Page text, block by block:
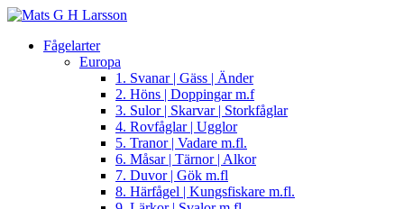
Fågelarter
Europa
1. Svanar | Gäss | Änder
2. Höns | Doppingar m.f
3. Sulor | Skarvar | Storkfåglar
4. Rovfåglar | Ugglor
5. Tranor | Vadare m.fl.
6. Måsar | Tärnor | Alkor
7. Duvor | Gök m.fl
8. Härfågel | Kungsfiskare m.fl.